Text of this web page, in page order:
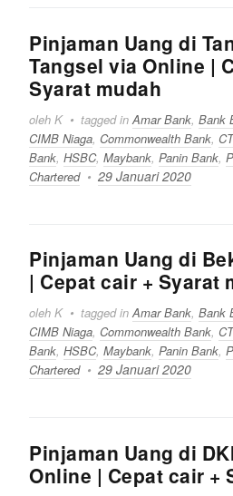
Pinjaman Uang di
Tangsel via Online |
Syarat mudah
oleh K tagged in Amar Bank, Bank
CIMB Niaga, Commonwealth Bank,
Bank, HSBC, Maybank, Panin Bank,
Chartered
29 Januari 2020
Pinjaman Uang di
| Cepat cair + Syarat
oleh K tagged inAmar Bank, Bank
CIMB Niaga, Commonwealth Bank,
Bank, HSBC, Maybank, Panin Bank,
Chartered
29 Januari 2020
Pinjaman Uang di
Online | Cepat cair +